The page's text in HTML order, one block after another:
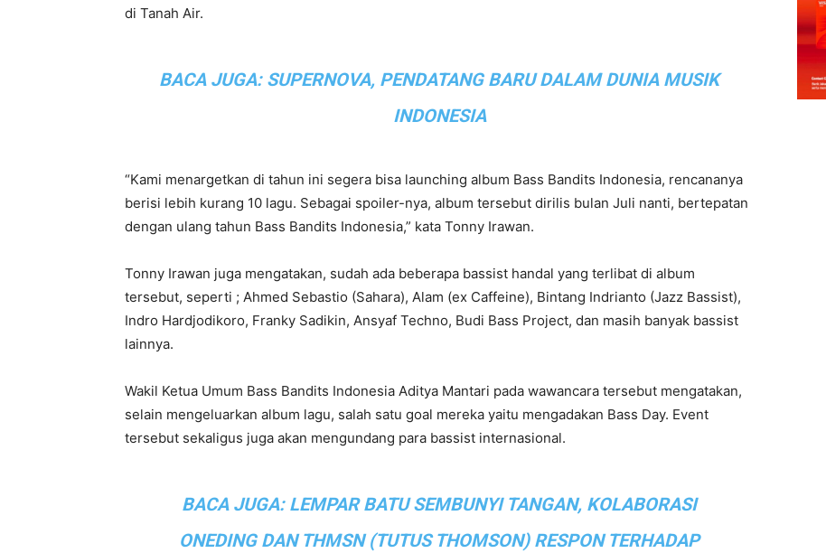
di Tanah Air.
BACA JUGA: SUPERNOVA, PENDATANG BARU DALAM DUNIA MUSIK
INDONESIA
“Kami menargetkan di tahun ini segera bisa launching album Bass Bandits Indonesia, rencananya
berisi lebih kurang 10 lagu. Sebagai spoiler-nya, album tersebut dirilis bulan Juli nanti, bertepatan
dengan ulang tahun Bass Bandits Indonesia,” kata Tonny Irawan.
Tonny Irawan juga mengatakan, sudah ada beberapa bassist handal yang terlibat di album
tersebut, seperti ; Ahmed Sebastio (Sahara), Alam (ex Caffeine), Bintang Indrianto (Jazz Bassist),
Indro Hardjodikoro, Franky Sadikin, Ansyaf Techno, Budi Bass Project, dan masih banyak bassist
lainnya.
Wakil Ketua Umum Bass Bandits Indonesia Aditya Mantari pada wawancara tersebut mengatakan,
selain mengeluarkan album lagu, salah satu goal mereka yaitu mengadakan Bass Day. Event
tersebut sekaligus juga akan mengundang para bassist internasional.
BACA JUGA: LEMPAR BATU SEMBUNYI TANGAN, KOLABORASI
ONEDING DAN THMSN (TUTUS THOMSON) RESPON TERHADAP